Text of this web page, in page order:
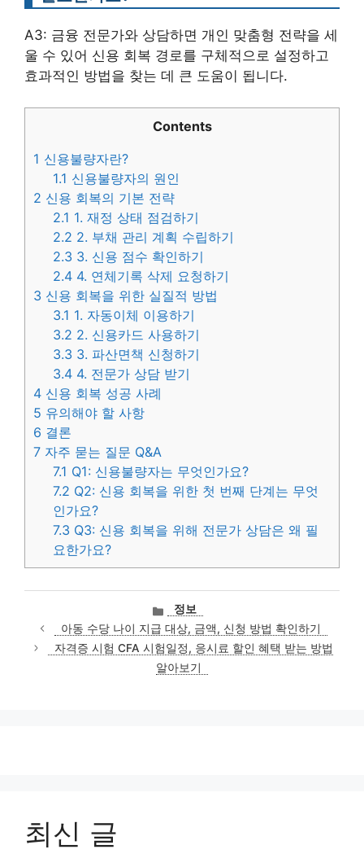
A3: 금융 전문가와 상담하면 개인 맞춤형 전략을 세
울 수 있어 신용 회복 경로를 구체적으로 설정하고
효과적인 방법을 찾는 데 큰 도움이 됩니다.
Contents
1 신용불량자란?
1.1 신용불량자의 원인
2 신용 회복의 기본 전략
2.1 1. 재정 상태 점검하기
2.2 2. 부채 관리 계획 수립하기
2.3 3. 신용 점수 확인하기
2.4 4. 연체기록 삭제 요청하기
3 신용 회복을 위한 실질적 방법
3.1 1. 자동이체 이용하기
3.2 2. 신용카드 사용하기
3.3 3. 파산면책 신청하기
3.4 4. 전문가 상담 받기
4 신용 회복 성공 사례
5 유의해야 할 사항
6 결론
7 자주 묻는 질문 Q&A
7.1 Q1: 신용불량자는 무엇인가요?
7.2 Q2: 신용 회복을 위한 첫 번째 단계는 무엇
인가요?
7.3 Q3: 신용 회복을 위해 전문가 상담은 왜 필
요한가요?
카
테
고
리
정보
아동 수당 나이 지급 대상, 금액, 신청 방법 확인하기
자격증 시험 CFA 시험일정, 응시료 할인 혜택 받는 방법
알아보기
최신 글